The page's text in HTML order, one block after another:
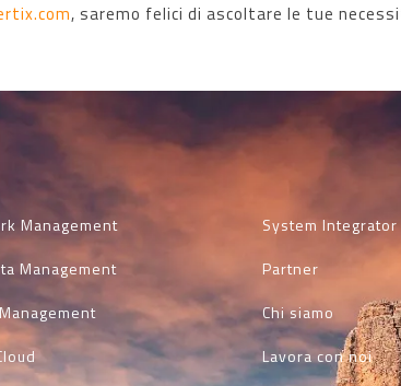
, saremo felici di ascoltare le tue
Management
Management
System Integrator
Partner
Chi siamo
Lavora con noi